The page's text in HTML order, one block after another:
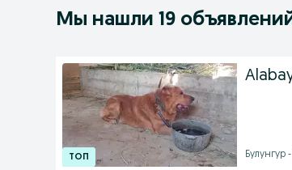
Мы нашли 19
Булунгур